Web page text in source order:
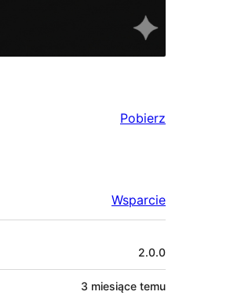
Pobierz
Wsparcie
2.0.0
3 miesiące temu